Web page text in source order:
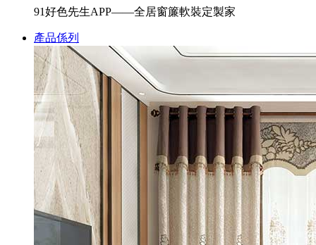
91好色先生APP——全居窗簾軟裝定製家
產品係列